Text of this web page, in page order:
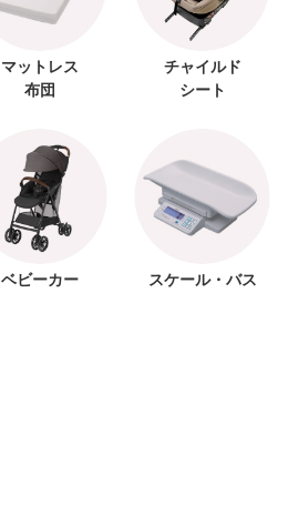
マットレス
布団
チャイルド
シート
ベビーカー スケール・バス